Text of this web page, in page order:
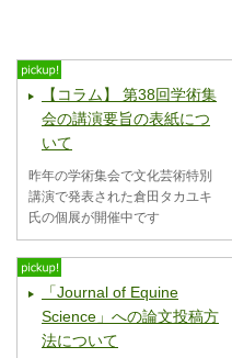
【コラム】 第38回学術集
会の講演要旨の表紙につ
いて
昨年の学術集会で文化芸術特別
講演で発表された倉田タカユキ
氏の個展が開催中です
「Journal of Equine
Science」への論文投稿方
法について